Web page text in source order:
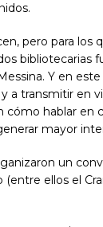
pero para
bibliotecarias
Y en
a transmitir en
cómo hablar en
mayor
un
(entre ellos el